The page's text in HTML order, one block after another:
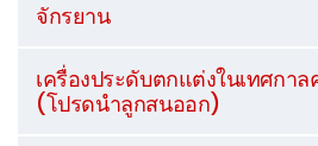
จักรยาน
เครื่องประดับตกแต่งในเทศกา
(โปรดนำลูกสนออก)